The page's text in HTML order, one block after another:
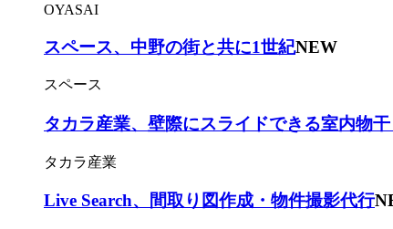
OYASAI
スペース、中野の街と共に1世紀NEW
スペース
タカラ産業、壁際にスライドできる室内物干
タカラ産業
Live Search、間取り図作成・物件撮影代行